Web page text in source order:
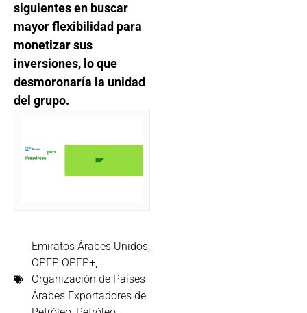
siguientes en buscar
mayor flexibilidad para
monetizar sus
inversiones, lo que
desmoronaría la unidad
del grupo.
Emiratos Árabes Unidos,
OPEP, OPEP+,
Organización de Países
Árabes Exportadores de